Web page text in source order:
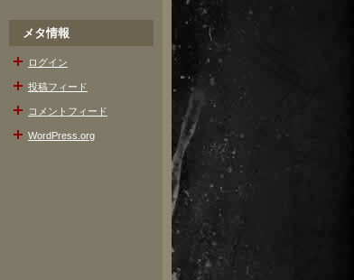
メタ情報
ログイン
投稿フィード
コメントフィード
WordPress.org